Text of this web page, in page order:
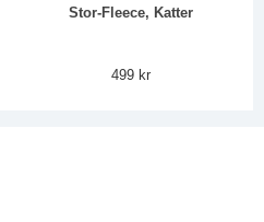
Stor-Fleece, Katter
499 kr